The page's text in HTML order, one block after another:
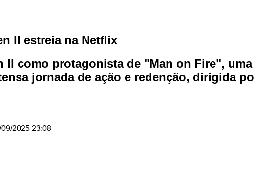
II estreia na Netflix
II como protagonista de "Man on Fire",
jornada de ação e redenção, dirigida
09/2025 23:08